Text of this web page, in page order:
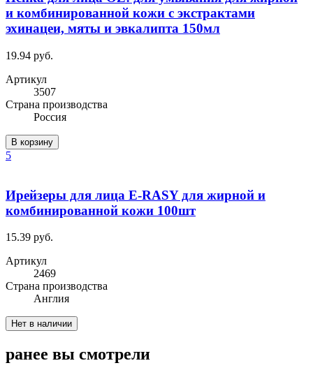
и комбинированной кожи с экстрактами
эхинацеи, мяты и эвкалипта 150мл
19.94 руб.
Артикул
3507
Cтрана производства
Россия
В корзину
5
Ирейзеры для лица E-RASY для жирной и
комбинированной кожи 100шт
15.39 руб.
Артикул
2469
Cтрана производства
Англия
Нет в наличии
ранее вы смотрели